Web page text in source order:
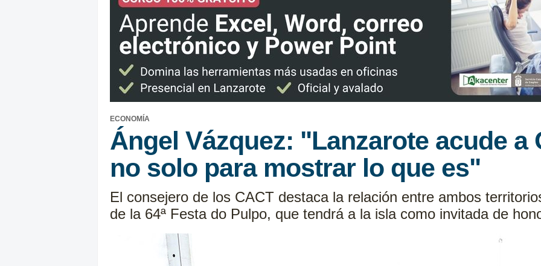
ECONOMÍA
Ángel Vázquez: "Lanzarote acude a
no solo para mostrar lo que es"
El consejero de los CACT destaca la relación entre ambos
de la 64ª Festa do Pulpo, que tendrá a la isla como invitada de